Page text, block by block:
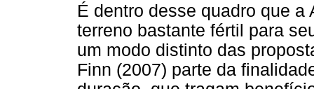
É dentro desse quadro que a
terreno bastante fértil para
um modo distinto das
Finn (2007) parte da